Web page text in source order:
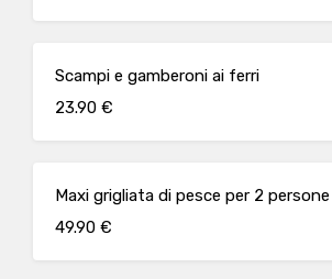
Scampi e gamberoni ai ferri
23.90 €
Maxi grigliata di pesce per 2 persone
49.90 €